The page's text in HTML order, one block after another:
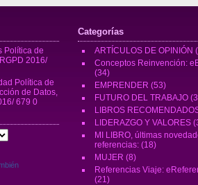
Política de
2016/
Política de
de Datos,
679 0
Categorías
ARTÍCULOS DE OPINIÓN
Conceptos Reinvención:
(34)
EMPRENDER (53)
FUTURO DEL TRABAJO
LIBROS
LIDERAZGO Y VALORES
MI LIBRO, últimas
referencias: (18)
MUJER (8)
Referencias Viaje:
(21)